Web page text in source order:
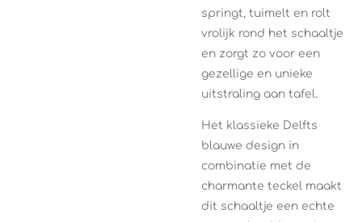
springt, tuimelt en rolt
vrolijk rond het schaaltje
en zorgt zo voor een
gezellige en unieke
uitstraling aan tafel.
Het klassieke Delfts
blauwe design in
combinatie met de
charmante teckel maakt
dit schaaltje een echte